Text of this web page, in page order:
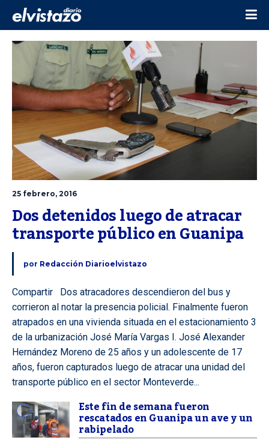
25 febrero, 2016
Dos detenidos luego de atracar
transporte público en Guanipa
por Redacción Diarioelvistazo
Compartir Dos atracadores descendieron del bus y
corrieron al notar la presencia policial. Finalmente fueron
atrapados en una vivienda situada en el estacionamiento 3
de la urbanización José María Vargas I. José Alexander
Hernández Moreno de 25 años y un adolescente de 17
años, fueron capturados luego de atracar una unidad del
transporte público en el sector Monteverde...
Este fin de semana fueron
rescatados en Guanipa un ave y un
rabipelado